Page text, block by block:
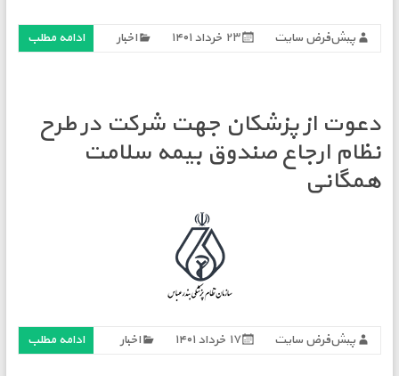
پیش‌فرض سایت ۲۳ خرداد ۱۴۰۱ اخبار ادامه مطلب
دعوت از پزشکان جهت شرکت در طرح
نظام ارجاع صندوق بیمه سلامت
همگانی
پیش‌فرض سایت ۱۷ خرداد ۱۴۰۱ اخبار ادامه مطلب